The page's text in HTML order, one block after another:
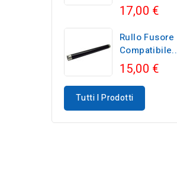
17,00 €
Rullo Fusore
Compatibile...
15,00 €
Tutti I Prodotti